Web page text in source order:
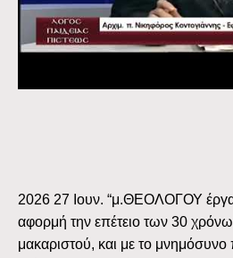
2026 27 Ιουν. “μ.ΘΕΟΛΟΓΟΥ έργα
αφορμή την επέτειο των 30
μακαριστού, και με το μνημόσυνο